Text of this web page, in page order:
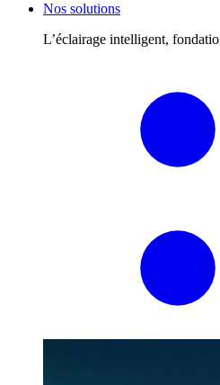
Nos solutions
L’éclairage intelligent,